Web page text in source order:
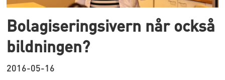
Bolagiseringsivern når också
bildningen?
2016-05-16